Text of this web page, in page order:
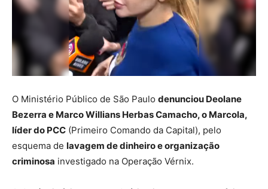
O Ministério Público de São Paulo denunciou Deolane
Bezerra e Marco Willians Herbas Camacho, o Marcola,
líder do PCC (Primeiro Comando da Capital), pelo
esquema de lavagem de dinheiro e organização
criminosa investigado na Operação Vérnix.